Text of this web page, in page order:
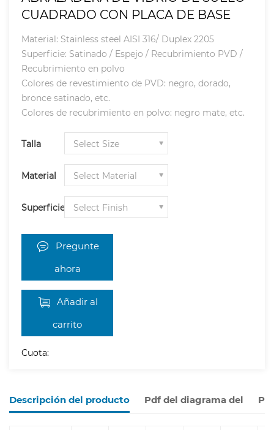
CUADRADO CON PLACA DE BASE
Material: Stainless steel AISI 316/ Duplex 2205
Superficie: Satinado / Espejo / Recubrimiento PVD /
Recubrimiento en polvo
Colores de revestimiento de PVD: negro, dorado,
bronce satinado, etc.
Colores de recubrimiento en polvo: negro mate, etc.
Talla
Material
Superficie
Pregunte
ahora
Añadir al
carrito
Cuota:
Descripción del producto Pdf del diagrama del